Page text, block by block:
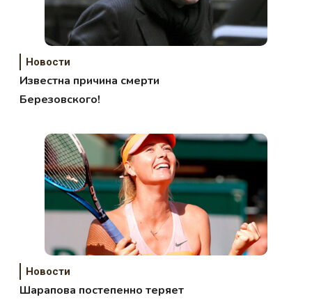
Новости
Известна причина смерти
Березовского!
Новости
Шарапова постепенно теряет